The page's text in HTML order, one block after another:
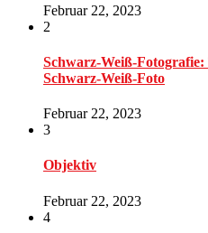
Februar 22, 2023
2
Schwarz-Weiß-
Schwarz-Weiß-Foto
Februar 22, 2023
3
Objektiv
Februar 22, 2023
4